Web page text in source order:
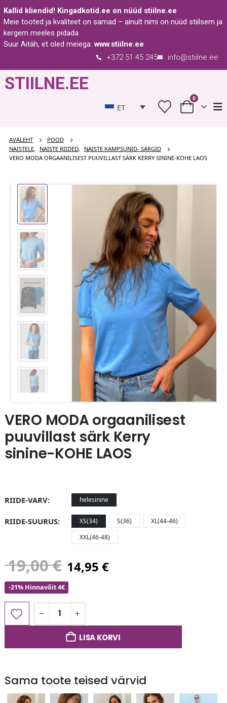
Kallid kliendid! Kingadkotid.ee on nüüd stiilne.ee
Meie tooted ja kvaliteet on samad – ainult nimi on nüüd stiilsem ja
kergem meeles pidada
Suur Aitäh, et oled meiega.www.stiilne.ee
info@stiilne.ee
+372 51 45 245
STIILNE.EE
ET
0
AVALEHT
POOD
NAISTELE, NAISTE RIIDED,
NAISTE KAMPSUNID- SÄRGID
VERO MODA ORGAANILISEST PUUVILLAST SÄRK KERRY SININE-KOHE LAOS
VERO MODA orgaanilisest
puuvillast särk Kerry
sinine-KOHE LAOS
RIIDE-VARV helesinine
RIIDE-SUURUS XS(34) S(36)
XL(44-46)
XXL(46-48)
19,00€ 14,95€
-21% Hinnavõit 4€
LISA KORVI
Sama toote teised värvid